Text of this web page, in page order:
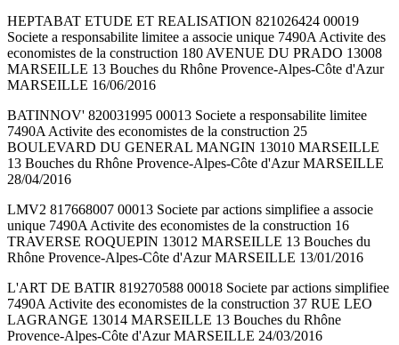
HEPTABAT ETUDE ET REALISATION 821026424 00019
Societe a responsabilite limitee a associe unique 7490A Activite des
economistes de la construction 180 AVENUE DU PRADO 13008
MARSEILLE 13 Bouches du Rhône Provence-Alpes-Côte d'Azur
MARSEILLE 16/06/2016
BATINNOV' 820031995 00013 Societe a responsabilite limitee
7490A Activite des economistes de la construction 25
BOULEVARD DU GENERAL MANGIN 13010 MARSEILLE
13 Bouches du Rhône Provence-Alpes-Côte d'Azur MARSEILLE
28/04/2016
LMV2 817668007 00013 Societe par actions simplifiee a associe
unique 7490A Activite des economistes de la construction 16
TRAVERSE ROQUEPIN 13012 MARSEILLE 13 Bouches du
Rhône Provence-Alpes-Côte d'Azur MARSEILLE 13/01/2016
L'ART DE BATIR 819270588 00018 Societe par actions simplifiee
7490A Activite des economistes de la construction 37 RUE LEO
LAGRANGE 13014 MARSEILLE 13 Bouches du Rhône
Provence-Alpes-Côte d'Azur MARSEILLE 24/03/2016